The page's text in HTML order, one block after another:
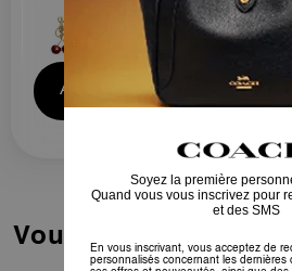
Add Charm to Cart
Vous Aimerez Aussi